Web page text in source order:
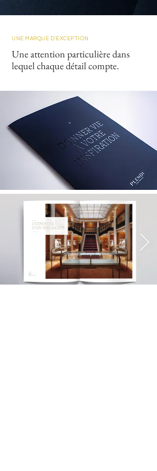
UNE MARQUE D'EXCEPTION
Une attention particulière dans
lequel chaque détail compte.